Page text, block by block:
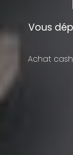
Vous
Achat